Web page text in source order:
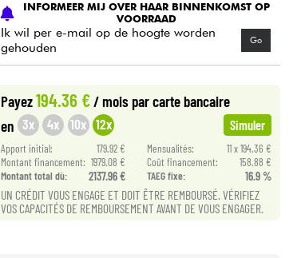
INFORMEER MIJ OVER HAAR BINNENKOMST OP
VOORRAAD
Ik wil per e-mail op de hoogte worden
gehouden
Go
Payez194.36 €/ mois par carte bancaire
en 3x 4x 10x 12x Simuler
Apport initial: 179.92 € Mensualités:
11 x 194.36 €
Montant financement: 1979.08 € Coût financement:
158.88 €
Montant total dù:
2137.96 € TAEG fixe: 16.9 %
UN CRÉDIT VOUS ENGAGE ET DOIT ÊTRE REMBOURSÉ. VÉRIFIEZ
VOS CAPACITÉS DE REMBOURSEMENT AVANT DE VOUS ENGAGER.